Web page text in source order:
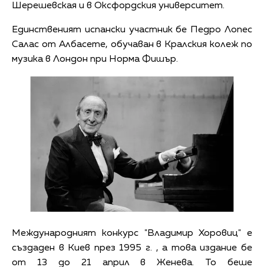
Шерешевская и в Оксфордския университет.
Единственият испански участник бе Педро Лопес
Салас от Албасете, обучаван в Кралския колеж по
музика в Лондон при Норма Фишър.
Международният конкурс "Владимир Хоровиц" е
създаден в Киев през 1995 г. , а това издание бе
от 13 до 21 април в Женева. То беше